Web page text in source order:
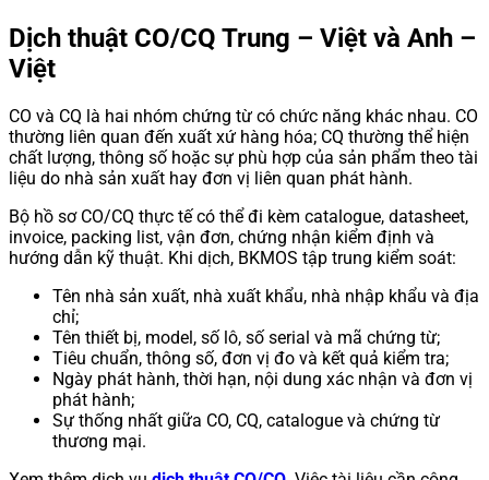
Dịch thuật CO/CQ Trung – Việt và Anh –
Việt
CO và CQ là hai nhóm chứng từ có chức năng khác nhau. CO
thường liên quan đến xuất xứ hàng hóa; CQ thường thể hiện
chất lượng, thông số hoặc sự phù hợp của sản phẩm theo tài
liệu do nhà sản xuất hay đơn vị liên quan phát hành.
Bộ hồ sơ CO/CQ thực tế có thể đi kèm catalogue, datasheet,
invoice, packing list, vận đơn, chứng nhận kiểm định và
hướng dẫn kỹ thuật. Khi dịch, BKMOS tập trung kiểm soát:
Tên nhà sản xuất, nhà xuất khẩu, nhà nhập khẩu và địa
chỉ;
Tên thiết bị, model, số lô, số serial và mã chứng từ;
Tiêu chuẩn, thông số, đơn vị đo và kết quả kiểm tra;
Ngày phát hành, thời hạn, nội dung xác nhận và đơn vị
phát hành;
Sự thống nhất giữa CO, CQ, catalogue và chứng từ
thương mại.